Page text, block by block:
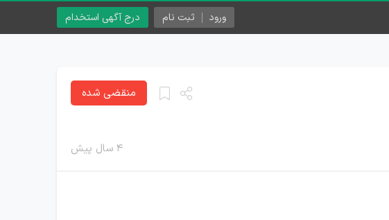
درج آگهی استخدام ورود ثبت نام
۴ سال پیش
منقضی شده